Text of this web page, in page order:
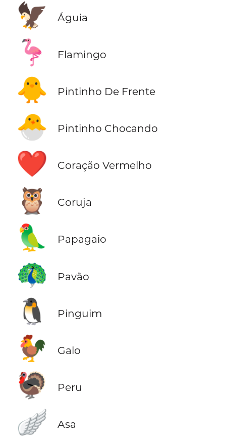
🦅 Águia
🦩 Flamingo
🐥 Pintinho De Frente
🐣 Pintinho Chocando
❤️ Coração Vermelho
🦉 Coruja
🦜 Papagaio
🦚 Pavão
🐧 Pinguim
🐓 Galo
🦃 Peru
🪽 Asa